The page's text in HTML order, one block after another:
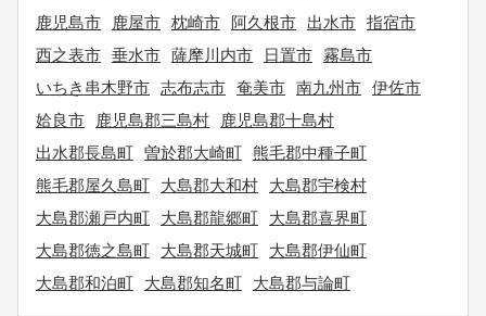
鹿児島市
鹿屋市 枕崎市 阿久根市 出水市 指宿市
西之表市 垂水市 薩摩川内市 日置市 霧島市
いちき串木野市 志布志市 奄美市 南九州市 伊佐市
姶良市
鹿児島郡三島村
鹿児島郡十島村
出水郡長島町 曽於郡大崎町 熊毛郡中種子町
熊毛郡屋久島町
大島郡大和村
大島郡宇検村
大島郡瀬戸内町
大島郡龍郷町
大島郡喜界町
大島郡徳之島町
大島郡天城町
大島郡伊仙町
大島郡和泊町
大島郡知名町 大島郡与論町